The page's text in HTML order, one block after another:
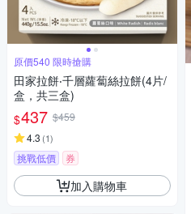
原價540 限時搶購
田家拉餅‧千層蘿蔔絲拉餅(4片/
盒，共三盒)
$437 $459
4.3 (1)
挑戰低價 券
加入購物車